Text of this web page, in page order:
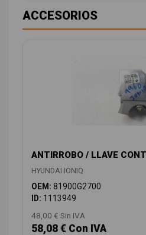
ACCESORIOS
ANTIRROBO / LLAVE
HYUNDAI IONIQ
OEM: 81900G2700
ID: 1113949
48,00 € Sin IVA
58,08 € Con IVA